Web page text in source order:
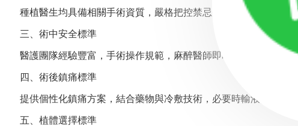
種植醫生均具備相關手術資質，嚴格把控禁忌症，可獨立完成各類
三、術中安全標準
醫護團隊經驗豐富，手術操作規範，麻醉醫師即時監測生命體征，
四、術後鎮痛標準
提供個性化鎮痛方案，結合藥物與冷敷技術，必要時輸液抗炎，減
五、植體選擇標準